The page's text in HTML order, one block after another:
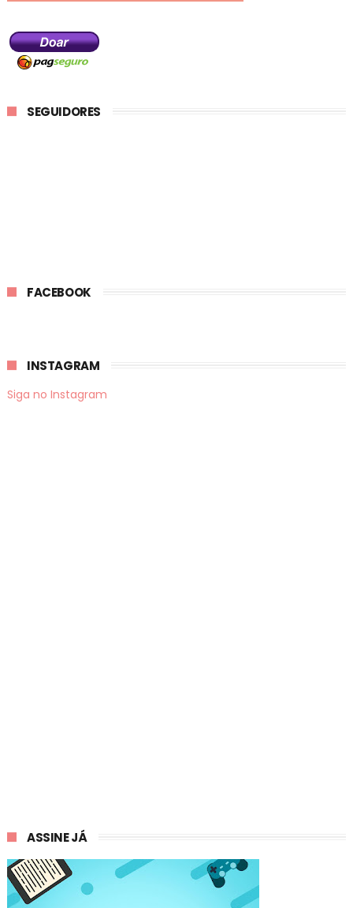
SEGUIDORES
FACEBOOK
INSTAGRAM
Siga no Instagram
ASSINE JÁ